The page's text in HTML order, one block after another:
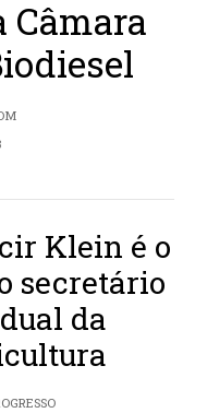
Câmara
Klein é o
secretário
da